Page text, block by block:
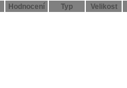
Hodnocení Typ Velikost